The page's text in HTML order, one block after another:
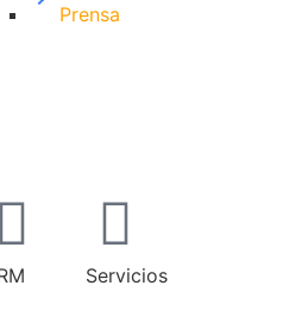
Prensa
Servicios